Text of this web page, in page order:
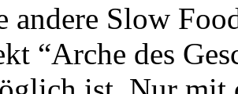
andere Slow
“Arche des